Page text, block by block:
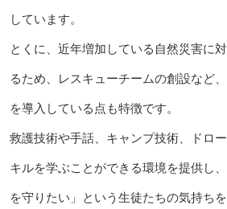
しています。
とくに、近年増加している自然災害に
るため、レスキューチームの創設など
を導入している点も特徴です。
救護技術や手話、キャンプ技術、ドロ
キルを学ぶことができる環境を提供し
を守りたい」という生徒たちの気持ち